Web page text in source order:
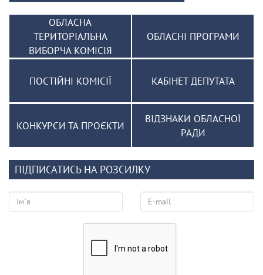
ОБЛАСНА
ТЕРИТОРІАЛЬНА
ВИБОРЧА КОМІСІЯ
ОБЛАСНІ ПРОГРАМИ
ПОСТІЙНІ КОМІСІЇ КАБІНЕТ ДЕПУТАТА
КОНКУРСИ ТА ПРОЄКТИ
ВІДЗНАКИ ОБЛАСНОЇ
РАДИ
ПІДПИСАТИСЬ НА РОЗСИЛКУ